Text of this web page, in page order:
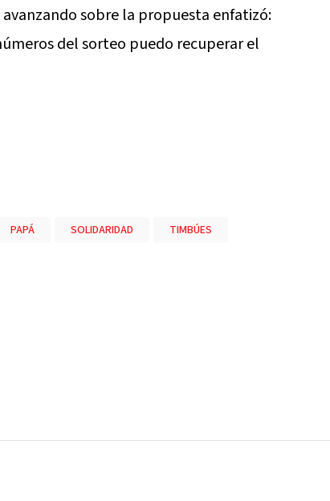
sobre la propuesta enfatizó:
del sorteo puedo recuperar el
PAPÁ SOLIDARIDAD TIMBÚES